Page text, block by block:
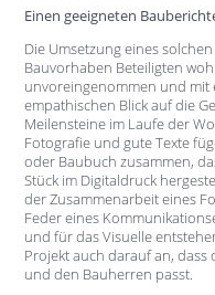
Einen geeigneten
Die Umsetzung eines
Bauvorhaben Beteiligten
unvoreingenommen und mit
empathischen Blick auf die
Meilensteine im Laufe der
Fotografie und gute Texte
oder Baubuch zusammen,
Stück im Digitaldruck
der Zusammenarbeit eines
Feder eines
und für das Visuelle
Projekt auch darauf an, dass
und den Bauherren passt.